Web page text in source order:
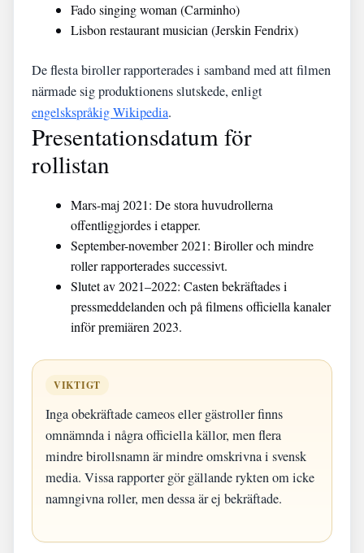
Fado singing woman (Carminho)
Lisbon restaurant musician (Jerskin Fendrix)
De flesta biroller rapporterades i samband med att filmen
närmade sig produktionens slutskede, enligt
engelskspråkig Wikipedia.
Presentationsdatum för
rollistan
Mars-maj 2021: De stora huvudrollerna
offentliggjordes i etapper.
September-november 2021: Biroller och mindre
roller rapporterades successivt.
Slutet av 2021–2022: Casten bekräftades i
pressmeddelanden och på filmens officiella kanaler
inför premiären 2023.
VIKTIGT
Inga obekräftade cameos eller gästroller finns
omnämnda i några officiella källor, men flera
mindre birollsnamn är mindre omskrivna i svensk
media. Vissa rapporter gör gällande rykten om icke
namngivna roller, men dessa är ej bekräftade.